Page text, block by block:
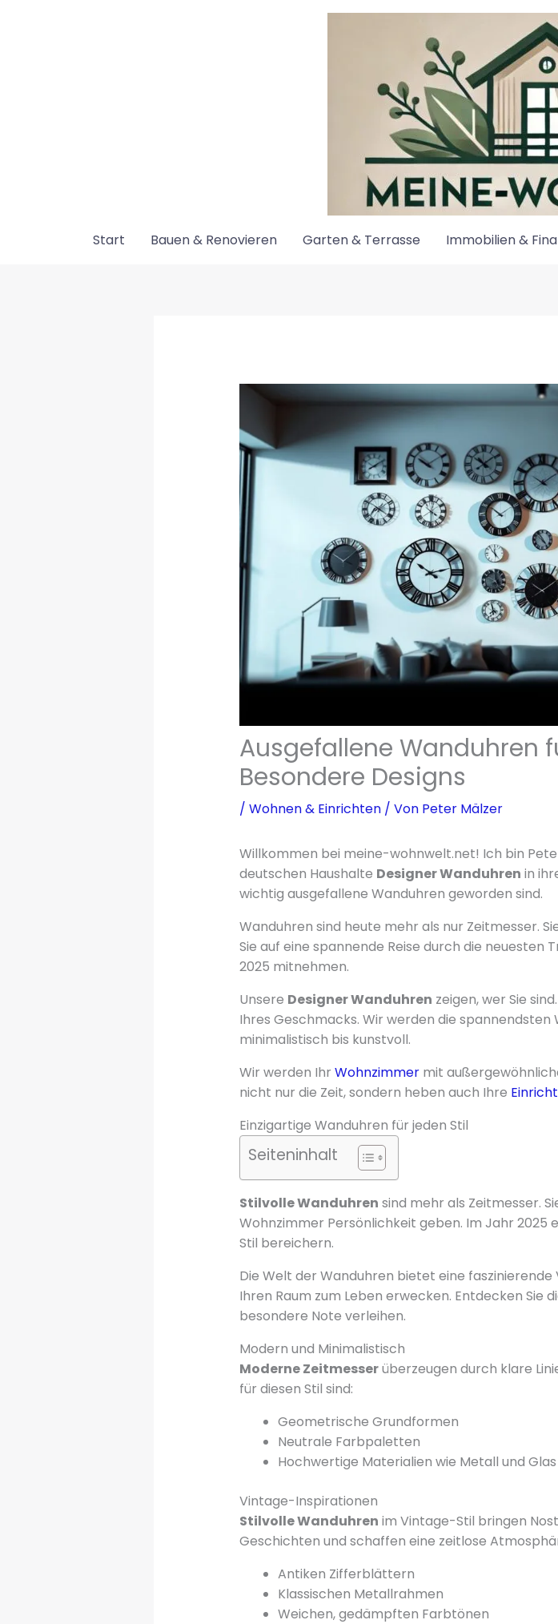
Start Bauen & Renovieren Garten & Terrasse Immobilien &
Ausgefallene Wanduhren
Besondere Designs
/ Wohnen & Einrichten/ Von Peter Mälzer
Willkommen bei meine-wohnwelt.net! Ich bin
deutschen Haushalte Designer Wanduhren in
wichtig ausgefallene Wanduhren geworden sind.
Wanduhren sind heute mehr als nur Zeitmesser.
Sie auf eine spannende Reise durch die neuesten
2025 mitnehmen.
Unsere Designer Wanduhren zeigen, wer Sie
Ihres Geschmacks. Wir werden die
minimalistisch bis kunstvoll.
Wir werden Ihr Wohnzimmermit
nicht nur die Zeit, sondern heben auch Ihre
Einzigartige Wanduhren für jeden Stil
Seiteninhalt
Stilvolle Wanduhren sind mehr als Zeitmesser.
Wohnzimmer Persönlichkeit geben. Im Jahr 2025
Stil bereichern.
Die Welt der Wanduhren bietet eine faszinierende
Ihren Raum zum Leben erwecken. Entdecken Sie
besondere Note verleihen.
Modern und Minimalistisch
Moderne Zeitmesserüberzeugen durch klare
für diesen Stil sind:
Geometrische Grundformen
Neutrale Farbpaletten
Hochwertige Materialien wie Metall und Glas
Vintage-Inspirationen
Stilvolle Wanduhren im Vintage-Stil bringen
Geschichten und schaffen eine zeitlose
Antiken Zifferblättern
Klassischen Metallrahmen
Weichen, gedämpften Farbtönen